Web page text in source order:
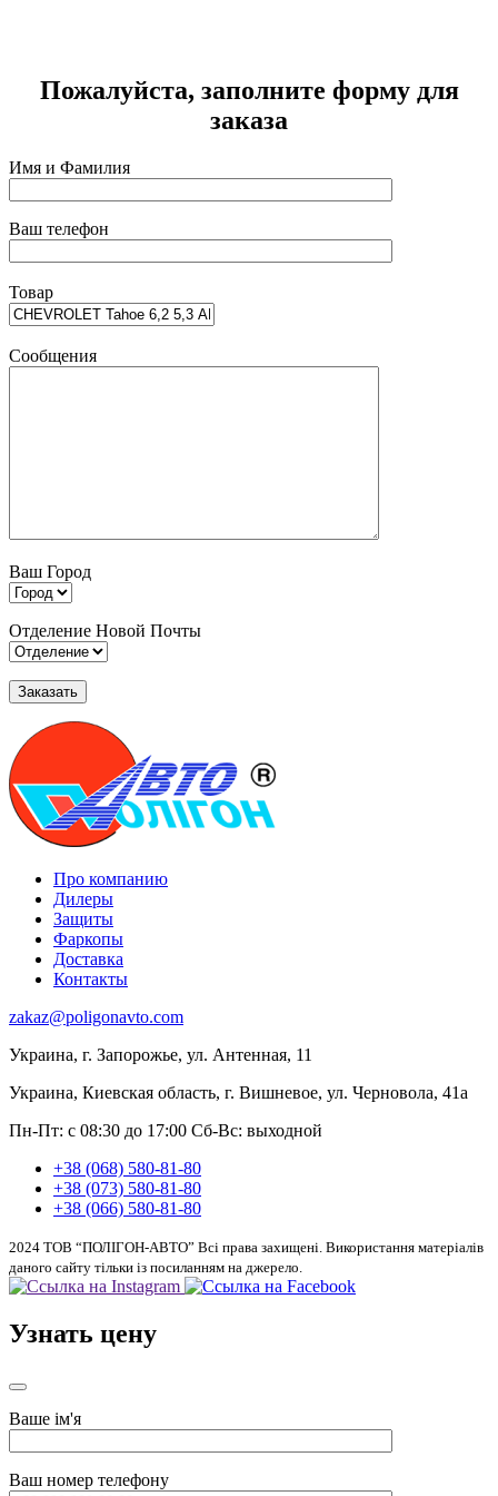
Пожалуйста, заполните форму для
заказа
Имя и Фамилия
Ваш телефон
Товар
Сообщения
Ваш Город
Отделение Новой Почты
Про компанию
Дилеры
Защиты
Фаркопы
Доставка
Контакты
zakaz@poligonavto.com
Украина, г. Запорожье, ул. Антенная, 11
Украина, Киевская область, г. Вишневое, ул. Черновола, 41а
Пн-Пт: с 08:30 до 17:00 Сб-Вс: выходной
+38 (068) 580-81-80
+38 (073) 580-81-80
+38 (066) 580-81-80
2024 ТОВ “ПОЛІГОН-АВТО” Всі права захищені. Використання матеріалів
даного сайту тільки із посиланням на джерело.
Узнать цену
Ваше ім'я
Ваш номер телефону